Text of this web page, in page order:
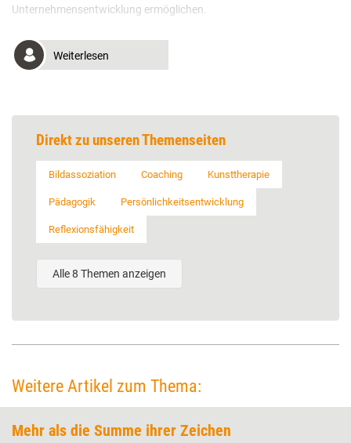
Unternehmensentwicklung ermöglichen.
Weiterlesen
Direkt zu unseren Themenseiten
Bildassoziation Coaching Kunsttherapie
Pädagogik Persönlichkeitsentwicklung
Reflexionsfähigkeit
Alle 8 Themen anzeigen
Weitere Artikel zum Thema:
Mehr als die Summe ­ihrer Zeichen